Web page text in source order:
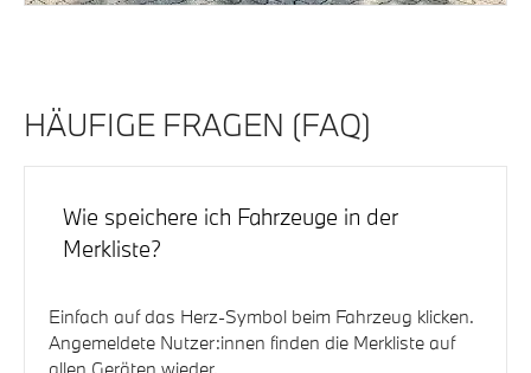
HÄUFIGE FRAGEN (FAQ)
Wie speichere ich Fahrzeuge in der
Merkliste?
Einfach auf das Herz-Symbol beim Fahrzeug klicken.
Angemeldete Nutzer:innen finden die Merkliste auf